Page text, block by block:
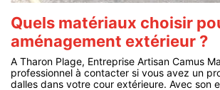
Quels matériaux choisir
aménagement extérieur ?
A Tharon Plage, Entreprise Artisan Camus
professionnel à contacter si vous avez un
dalles dans votre cour extérieure. Avec son